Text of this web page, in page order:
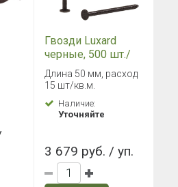
Гвозди Luxard
черные, 500 шт./
уп.
Длина 50 мм, расход
15 шт/кв.м.
Наличие:
Уточняйте
3 679 руб. / уп.